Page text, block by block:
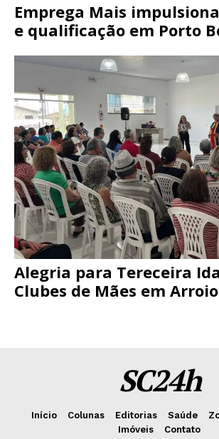
Emprega Mais
e qualificação em Porto
Alegria para Tereceira
Clubes de Mães em
SC24h
Início Colunas Editorias Saúde
Imóveis
Contato